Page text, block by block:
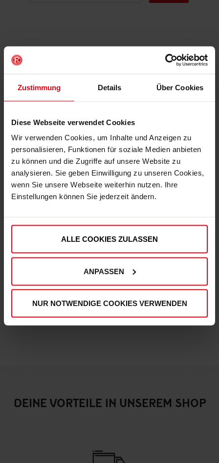
Zustimmung Details Über Cookies
Diese Webseite verwendet Cookies
Wir verwenden Cookies, um Inhalte und Anzeigen zu
personalisieren, Funktionen für soziale Medien anbieten
zu können und die Zugriffe auf unsere Website zu
analysieren. Sie geben Einwilligung zu unseren Cookies,
wenn Sie unsere Webseite weiterhin nutzen. Ihre
Einstellungen können Sie jederzeit ändern.
ALLE COOKIES ZULASSEN
ANPASSEN
NUR NOTWENDIGE COOKIES VERWENDEN
DAS KÖNNTE DIR AUCH
€ 99,95
DEINE VORTEILE IN UNSEREM SHOP